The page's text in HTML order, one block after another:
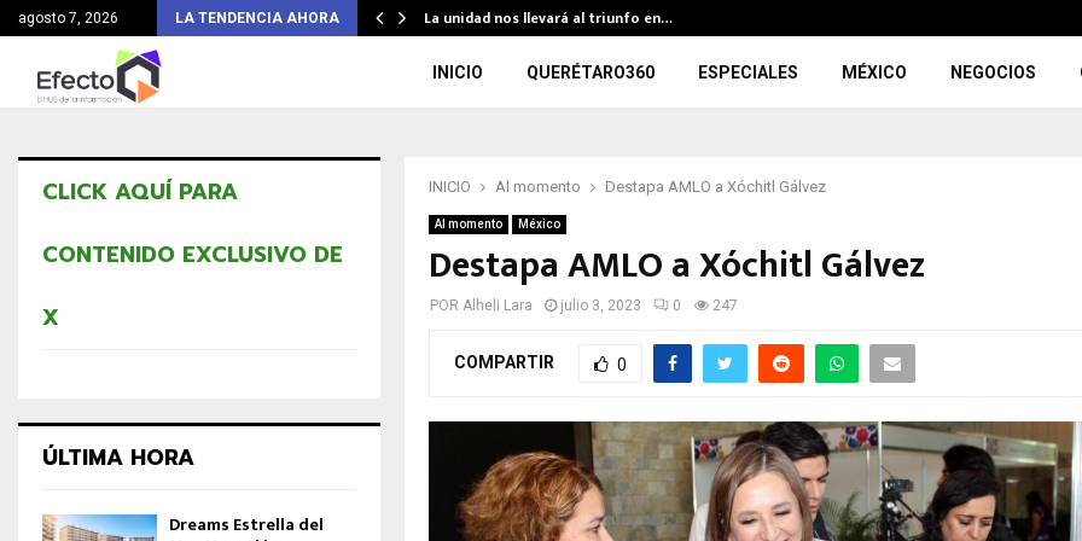
agosto 7, 2026 LA TENDENCIA AHORA
y… La unidad nos llevará al triunfo en… 299
INICIO QUERÉTARO360 ESPECIALES MÉXICO NEGOCIOS
INICIO Al momento Destapa AMLO a Xóchitl Gálvez
Al momento México
Destapa AMLO a Xóchitl Gálvez
POR Alheli Lara julio 3, 2023 0 247
COMPARTIR 0
CLICK AQUÍ PARA
CONTENIDO EXCLUSIVO DE
X
ÚLTIMA HORA
Dreams Estrella del